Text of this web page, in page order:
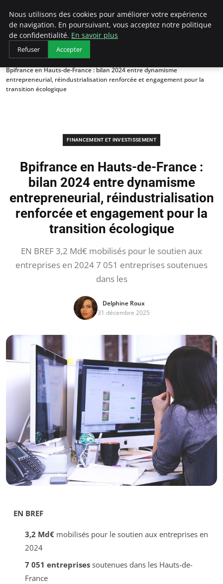
LECFCM
Accueil
Financement et investissement
Bpifrance en Hauts-de-France : bilan 2024 entre dynamisme
entrepreneurial, réindustrialisation renforcée et engagement pour la
transition écologique
FINANCEMENT ET INVESTISSEMENT
Bpifrance en Hauts-de-France :
bilan 2024 entre dynamisme
entrepreneurial, réindustrialisation
renforcée et engagement pour la
transition écologique
EN BREF 3,2 Md€ mobilisés pour le soutien aux
entreprises en 2024 7 051 entreprises soutenues
dans les
Delphine Roux
31 décembre 2025
EN BREF
3,2 Md€mobilisés pour le soutien aux entreprises en
2024
7 051 entreprisessoutenues dans les Hauts-de-
France
Nous utilisons des cookies pour améliorer votre expérience
de navigation. En poursuivant, vous acceptez notre politique
de confidentialité. En savoir plus
Refuser Accepter